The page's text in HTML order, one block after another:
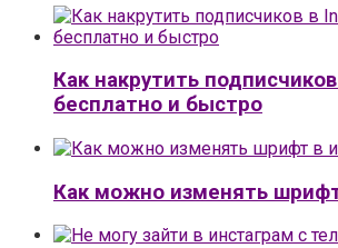
Как накрутить
бесплатно и быстро
Как можно изменять